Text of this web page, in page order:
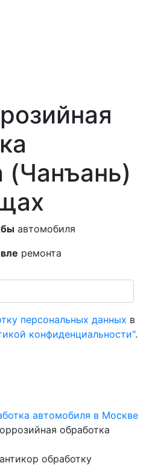
(Чанъань)
автомобиля
ремонта
персональных данных в
конфиденциальности".
автомобиля в Москве
обработка
обработку